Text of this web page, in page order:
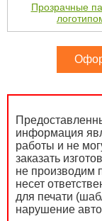
Прозрачные
информация
работы и не
заказать
не производим
несет
для печати
нарушение